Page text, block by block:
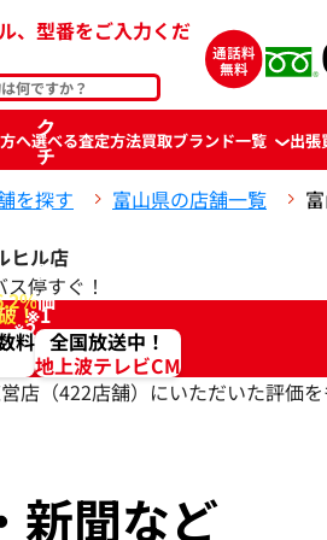
、型番をご入力くだ
へ選べる査定方法買取ブランド一覧 出張
を探す 富山県の店舗一覧
ヒル店
停すぐ！
！※1
ク
チ
コ
ミ
高
評
価
※2
料 全国放送中！
地上波テレビCM
店（422店舗）にいただいた評価を
新聞など